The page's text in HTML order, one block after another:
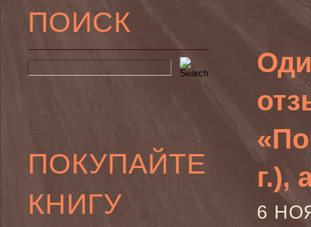
ПОИСК
ПОКУПАЙТЕ
КНИГУ
г.),
6